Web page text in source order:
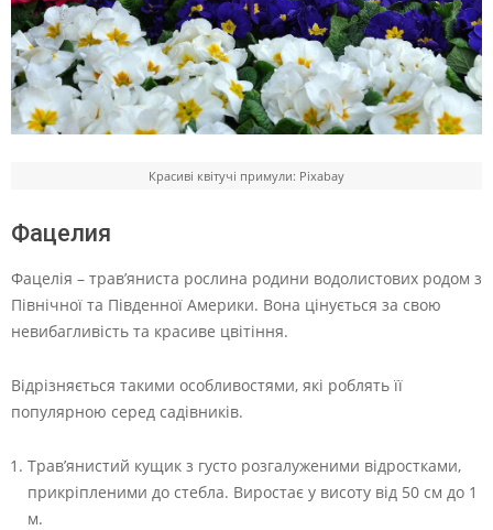
Красиві квітучі примули: Pixabay
Фацелия
Фацелія – трав’яниста рослина родини водолистових родом з
Північної та Південної Америки. Вона цінується за свою
невибагливість та красиве цвітіння.
Відрізняється такими особливостями, які роблять її
популярною серед садівників.
Трав’янистий кущик з густо розгалуженими відростками,
прикріпленими до стебла. Виростає у висоту від 50 см до 1
м.